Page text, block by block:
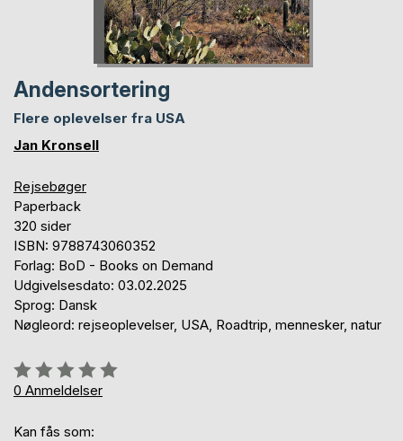
Andensortering
Flere oplevelser fra USA
Jan Kronsell
Rejsebøger
Paperback
320 sider
ISBN: 9788743060352
Forlag: BoD - Books on Demand
Udgivelsesdato: 03.02.2025
Sprog: Dansk
Nøgleord: rejseoplevelser, USA, Roadtrip, mennesker, natur
Anmeldelse::
0%
0 Anmeldelser
Kan fås som: